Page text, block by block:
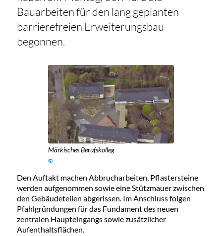
Bauarbeiten für den lang geplanten
barrierefreien Erweiterungsbau
begonnen.
Märkisches Berufskolleg
©
Den Auftakt machen Abbrucharbeiten, Pflastersteine
werden aufgenommen sowie eine Stützmauer zwischen
den Gebäudeteilen abgerissen. Im Anschluss folgen
Pfahlgründungen für das Fundament des neuen
zentralen Haupteingangs sowie zusätzlicher
Aufenthaltsflächen.